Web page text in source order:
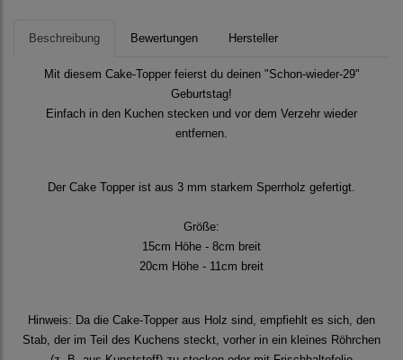
Beschreibung Bewertungen Hersteller
Mit diesem Cake-Topper feierst du deinen "Schon-wieder-29"
Geburtstag!
Einfach in den Kuchen stecken und vor dem Verzehr wieder
entfernen.
Der Cake Topper ist aus 3 mm starkem Sperrholz gefertigt.
Größe:
15cm Höhe - 8cm breit
20cm Höhe - 11cm breit
Hinweis: Da die Cake-Topper aus Holz sind, empfiehlt es sich, den
Stab, der im Teil des Kuchens steckt, vorher in ein kleines Röhrchen